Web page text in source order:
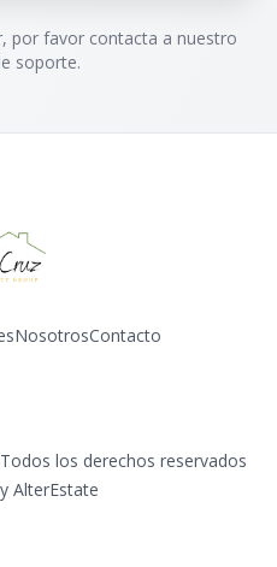
por favor contacta a nuestro
soporte.
NosotrosContacto
Todos los derechos reservados
AlterEstate